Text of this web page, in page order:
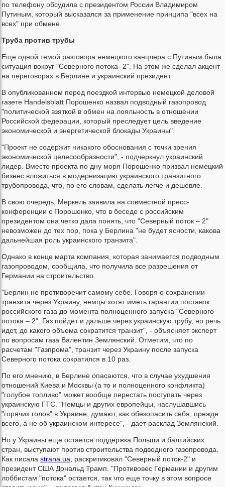
по телефону обсудила с президентом России Владимиром
Путиным, который высказался за применение принципа "всех на
всех" при обмене.
Труба против трубы
Еще одной темой разговора немецкого канцлера с Путиным была
ситуация вокруг "Северного потока- 2". На этом же сделал акцент
на переговорах в Берлине и украинский президент.
В опубликованном перед поездкой интервью немецкой деловой
газете Handelsblatt Порошенко назвал подводный газопровод
"политической взяткой в обмен на лояльность в отношении
Российской федерации, который преследует цель введение
экономической и энергетической блокады Украины".
"Проект не содержит никакого обоснования с точки зрения
экономической целесообразности", - подчеркнул украинский
лидер. Вместо проекта по дну моря Порошенко призвал немецкий
бизнес вложиться в модернизацию украинского транзитного
трубопровода, что, по его словам, сделать легче и дешевле.
В свою очередь, Меркель заявила на совместной пресс-
конференции с Порошенко, что в беседе с российским
президентом она четко дала понять, что "Северный поток – 2"
невозможен до тех пор, пока у Берлина "не будет ясности, какова
дальнейшая роль украинского транзита".
Однако в конце марта компания, которая занимается подводным
газопроводом, сообщила, что получила все разрешения от
Германии на строительство.
"Берлин не противоречит самому себе. Говоря о сохранении
транзита через Украину, немцы хотят иметь гарантии поставок
российского газа до момента полноценного запуска "Северного
потока – 2". Газ пойдет и дальше через украинскую трубу, но речь
идет, до какого объема сократится транзит", - объясняет эксперт
по вопросам газа Валентин Землянский. Отметим, что по
расчетам "Газпрома", транзит через Украину после запуска
Северного потока сократился в 10 раз.
По его мнению, в Берлине опасаются, что в случае ухудшения
отношений Киева и Москвы (а то и полноценного конфликта)
"голубое топливо" может вообще перестать поступать через
украинскую ГТС. "Немцы и других европейцы, наслушавшись
"горячих голов" в Украине, думают, как обезопасить себя, прежде
всего, а не об украинском интересе", - дает расклад Землянский.
Но у Украины еще остается поддержка Польши и балтийских
стран, выступают против строительства подводного газопровода.
Как писала strana.ua, раскритиковал "Северный поток-2" и
президент США Дональд Трамп. "Противовес Германии и другим
лоббистам "потока" остается, так что еще точку в этом вопросе